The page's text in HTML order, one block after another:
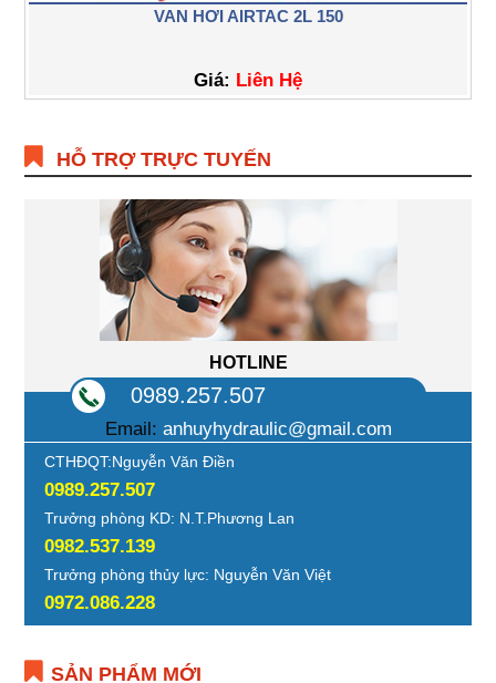
VAN HƠI AIRTAC 2L 150
Giá: Liên Hệ
HỖ TRỢ TRỰC TUYẾN
HOTLINE
0989.257.507
Email: anhuyhydraulic@gmail.com
CTHĐQT:Nguyễn Văn Điền
0989.257.507
Trưởng phòng KD: N.T.Phương Lan
0982.537.139
Trưởng phòng thủy lực: Nguyễn Văn Việt
0972.086.228
SẢN PHẨM MỚI